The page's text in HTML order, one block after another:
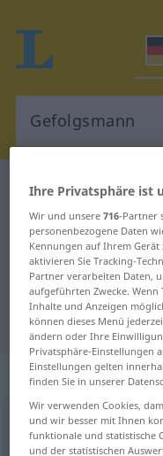
Deutsch-Englisch
Deutsch-
Übersetzung
Gefolgsmann m <
Gefolgsleute>
Ihre Privatsphäre ist
Wir und unsere716-Partner
personenbezogene Daten
Kennungen auf Ihrem
aktivieren Sie Tracking-
Partner verarbeiten Daten,
aufgeführten Zwecke.
Inhalte und Anzeigen
können dieses Menü
ändern oder Ihre
Privatsphäre-Einstellungen
Einstellungen gelten
finden Sie in unserer
Wir verwenden Cookies,
und wir besser mit Ihnen
funktionale und statistische
und der statistischen